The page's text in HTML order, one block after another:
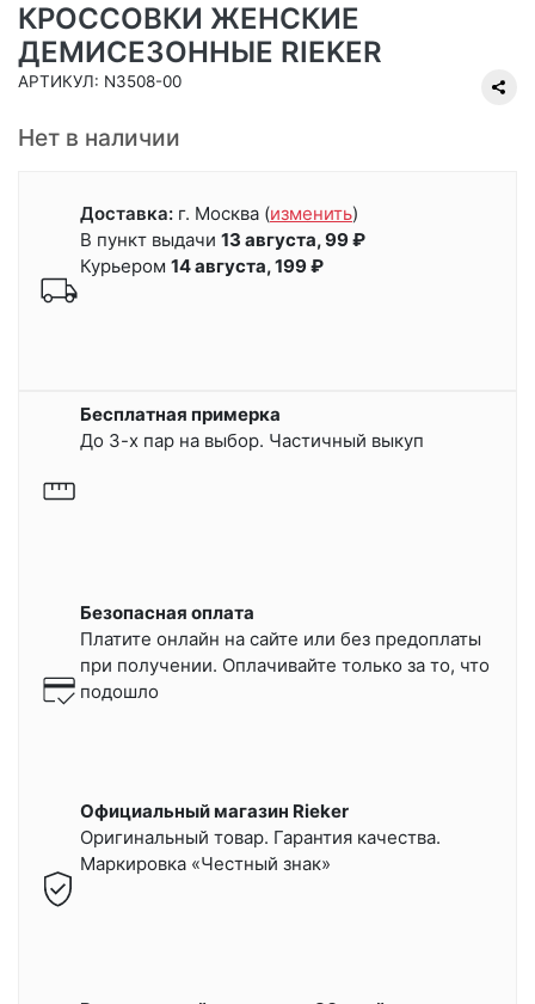
КРОССОВКИ ЖЕНСКИЕ
ДЕМИСЕЗОННЫЕ RIEKER
АРТИКУЛ: N3508-00
Нет в наличии
Доставка: г. Москва (изменить)
В пункт выдачи 13 августа, 99 ₽
Курьером 14 августа, 199 ₽
Бесплатная примерка
До 3-х пар на выбор. Частичный выкуп
Безопасная оплата
Платите онлайн на сайте или без предоплаты
при получении. Оплачивайте только за то, что
подошло
Официальный магазин Rieker
Оригинальный товар. Гарантия качества.
Маркировка «Честный знак»